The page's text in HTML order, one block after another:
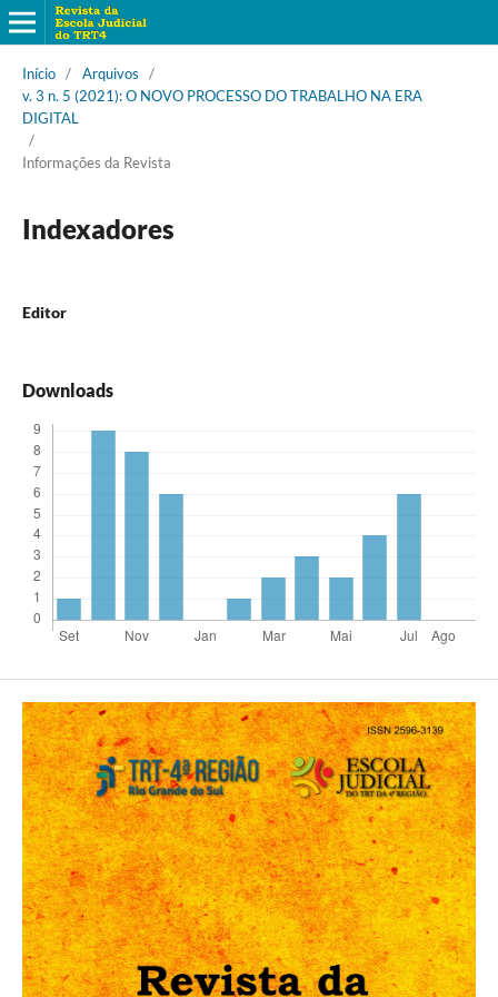
Início / Arquivos
/
v. 3 n. 5 (2021): O NOVO PROCESSO DO TRABALHO NA ERA
DIGITAL
/
Informações da Revista
Indexadores
Editor
Downloads